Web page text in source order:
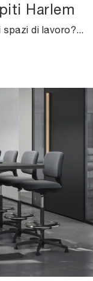
Harlem
Vuoi progettare gli spazi di lavoro? Eccoti diverse proposte di sedie ospiti e attesa in tessuto, come il modello Sgabello ospiti Harlem di ...